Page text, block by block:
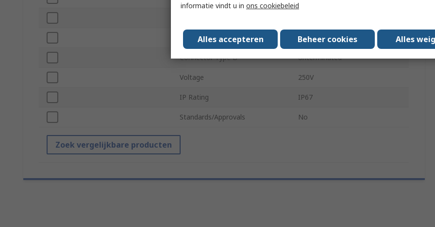
Connector Gender A Female
Connector Type B Unterminated
Voltage 250V
IP Rating IP67
Standards/Approvals No
Zoek vergelijkbare producten
informatie vindt u in ons cookiebeleid
Alles accepteren Beheer cookies Alles